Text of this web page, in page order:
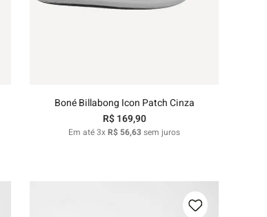
Boné Billabong Icon Patch Cinza
R$ 169,90
Em até3xR$ 56,63sem juros